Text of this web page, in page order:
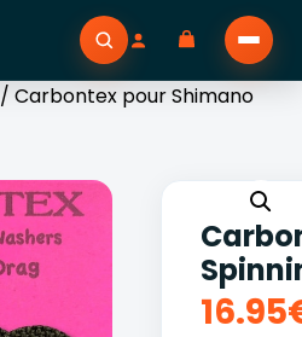
/ Carbontex pour Shimano
16.95